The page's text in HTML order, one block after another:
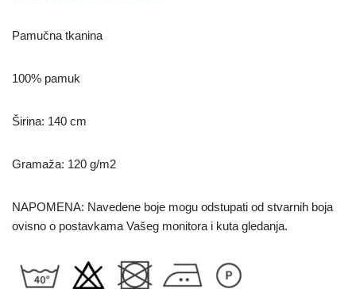
Pamučna tkanina
100% pamuk
Širina: 140 cm
Gramaža: 120 g/m2
NAPOMENA: Navedene boje mogu odstupati od stvarnih boja
ovisno o postavkama Vašeg monitora i kuta gledanja.